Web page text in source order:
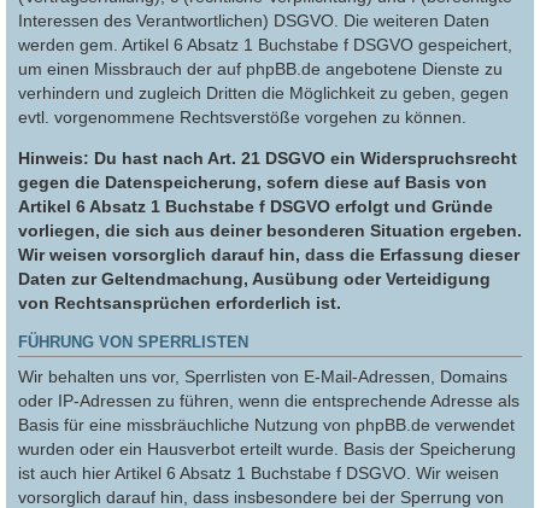
Interessen des Verantwortlichen) DSGVO. Die weiteren Daten
werden gem. Artikel 6 Absatz 1 Buchstabe f DSGVO gespeichert,
um einen Missbrauch der auf phpBB.de angebotene Dienste zu
verhindern und zugleich Dritten die Möglichkeit zu geben, gegen
evtl. vorgenommene Rechtsverstöße vorgehen zu können.
Hinweis: Du hast nach Art. 21 DSGVO ein Widerspruchsrecht
gegen die Datenspeicherung, sofern diese auf Basis von
Artikel 6 Absatz 1 Buchstabe f DSGVO erfolgt und Gründe
vorliegen, die sich aus deiner besonderen Situation ergeben.
Wir weisen vorsorglich darauf hin, dass die Erfassung dieser
Daten zur Geltendmachung, Ausübung oder Verteidigung
von Rechtsansprüchen erforderlich ist.
FÜHRUNG VON SPERRLISTEN
Wir behalten uns vor, Sperrlisten von E-Mail-Adressen, Domains
oder IP-Adressen zu führen, wenn die entsprechende Adresse als
Basis für eine missbräuchliche Nutzung von phpBB.de verwendet
wurden oder ein Hausverbot erteilt wurde. Basis der Speicherung
ist auch hier Artikel 6 Absatz 1 Buchstabe f DSGVO. Wir weisen
vorsorglich darauf hin, dass insbesondere bei der Sperrung von